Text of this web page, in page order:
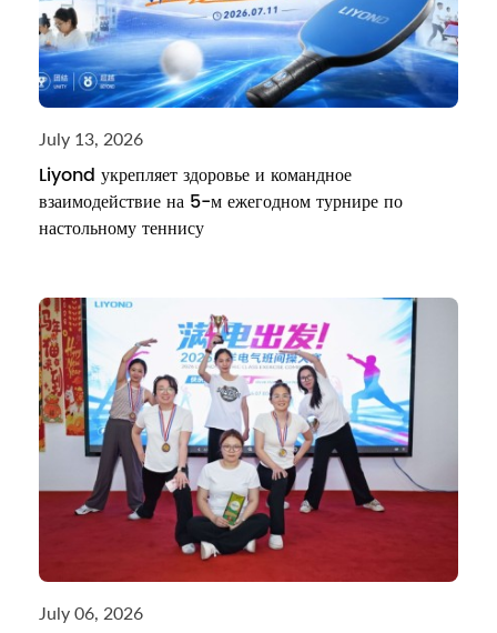
July 13, 2026
Liyond укрепляет здоровье и командное
взаимодействие на 5-м ежегодном турнире по
настольному теннису
July 06, 2026